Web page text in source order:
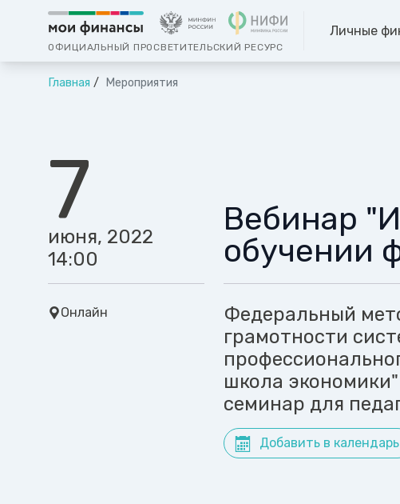
ОФИЦИАЛЬНЫЙ ПРОСВЕТИТЕЛЬСКИЙ РЕСУРС
Личные
Главная Мероприятия
7
июня, 2022
14:00
Онлайн
Вебинар
обучении
Федеральный
грамотности
школа
семинар для
Добавить в календарь